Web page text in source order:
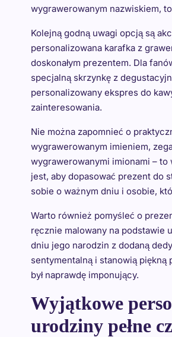
wygrawerowanym nazwiskiem,
Kolejną godną uwagi opcją są
personalizowana karafka z
doskonałym prezentem. Dla
specjalną skrzynkę z
personalizowany ekspres do
zainteresowania.
Nie można zapomnieć o
wygrawerowanym imieniem,
wygrawerowanymi imionami – to
jest, aby dopasować prezent do
sobie o ważnym dniu i osobie,
Warto również pomyśleć o
ręcznie malowany na podstawie
dniu jego narodzin z dodaną
sentymentalną i stanowią piękną
był naprawdę imponujący.
Wyjątkowe
urodziny pełne